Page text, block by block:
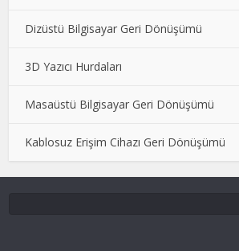
Dizüstü Bilgisayar Geri Dönüşümü
3D Yazıcı Hurdaları
Masaüstü Bilgisayar Geri Dönüşümü
Kablosuz Erişim Cihazı Geri Dönüşümü